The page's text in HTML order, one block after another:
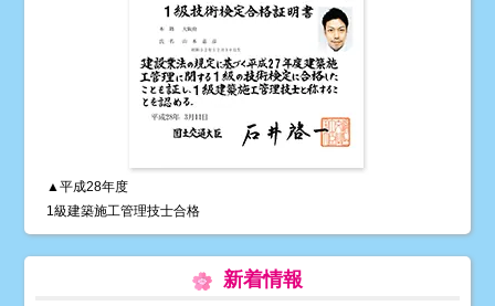
▲平成28年度
1級建築施工管理技士合格
新着情報